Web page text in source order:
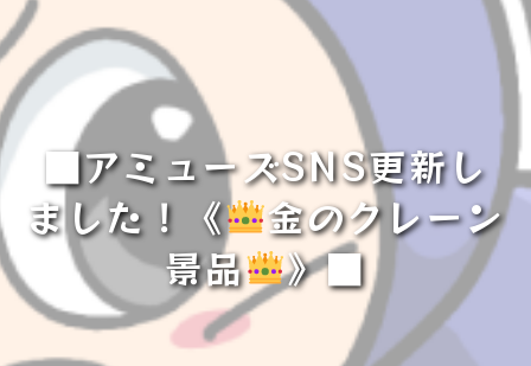
■アミューズSNS更新し
ました！《
金のクレーン
景品
》■